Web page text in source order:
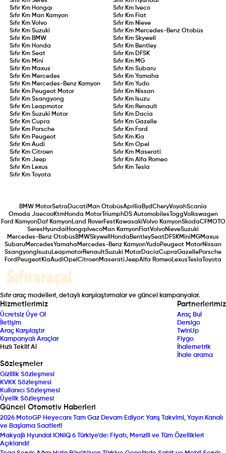
Sıfır Km Hongqı Sıfır Km Iveco
Sıfır Km Man Kamyon Sıfır Km Fiat
Sıfır KmVolvo Sıfır Km Nieve
Sıfır KmSuzuki Sıfır Km Mercedes-Benz Otobüs
Sıfır Km BMW Sıfır Km Skywell
Sıfır Km Honda Sıfır Km Bentley
Sıfır KmSeat Sıfır Km DFSK
Sıfır Km Mini Sıfır Km MG
Sıfır Km Maxus Sıfır Km Subaru
Sıfır Km Mercedes Sıfır Km Yamaha
Sıfır Km Mercedes-Benz Kamyon Sıfır Km Yudo
Sıfır Km Peugeot Motor Sıfır Km Nissan
Sıfır KmSsangyong Sıfır Km Isuzu
Sıfır Km Leapmotor Sıfır Km Renault
Sıfır KmSuzuki Motor Sıfır Km Dacia
Sıfır KmCupra Sıfır Km Gazelle
Sıfır Km Porsche Sıfır Km Ford
Sıfır Km Peugeot Sıfır Km Kia
Sıfır KmAudi Sıfır Km Opel
Sıfır KmCitroen Sıfır Km Maserati
Sıfır KmJeep Sıfır Km Alfa Romeo
Sıfır Km Lexus Sıfır Km
Tesla
Sıfır Km
Toyota
BMW MotorSetra Ducati Man OtobüsAprilia BydCheryVoyahScania
Omoda JaecooKtmHonda MotorTriumphDS Automobiles ToggVolkswagen
Ford KamyonDaf KamyonLand RoverFestKawasakiVolvo KamyonSkodaCFMOTO
Seres Hyundai Hongqı IvecoMan KamyonFiatVolvoNieveSuzuki
Mercedes-Benz Otobüs BMWSkywell Honda BentleySeatDFSKMini MGMaxus
SubaruMercedesYamaha Mercedes-Benz KamyonYudoPeugeot MotorNissan
Ssangyong IsuzuLeapmotorRenaultSuzuki MotorDaciaCupraGazellePorsche
Ford PeugeotKiaAudiOpel CitroenMaseratiJeepAlfa RomeoLexus Tesla Toyota
Sıfır araç modelleri, detaylı karşılaştırmalar ve güncel kampanyalar.
Hizmetlerimiz
Ücretsiz Üye Ol
İletişim
Araç Karşılaştır
Kampanyalı Araçlar
Hızlı Teklif Al
Partnerlerimiz
Araç Bul
Dersigo
TwinUp
Fiygo
İhalemetrik
İhale arama
Sözleşmeler
Gizlilik Sözleşmesi
KVKK Sözleşmesi
Kullanıcı Sözleşmesi
Üyelik Sözleşmesi
Güncel Otomotiv Haberleri
2026 MotoGP Heyecanı Tam Gaz Devam Ediyor: Yarış Takvimi, Yayın Kanalı
ve Başlama Saatleri!
Makyajlı Hyundai IONIQ 6 Türkiye’de: Fiyatı, Menzili ve Tüm Özellikleri
Açıklandı!